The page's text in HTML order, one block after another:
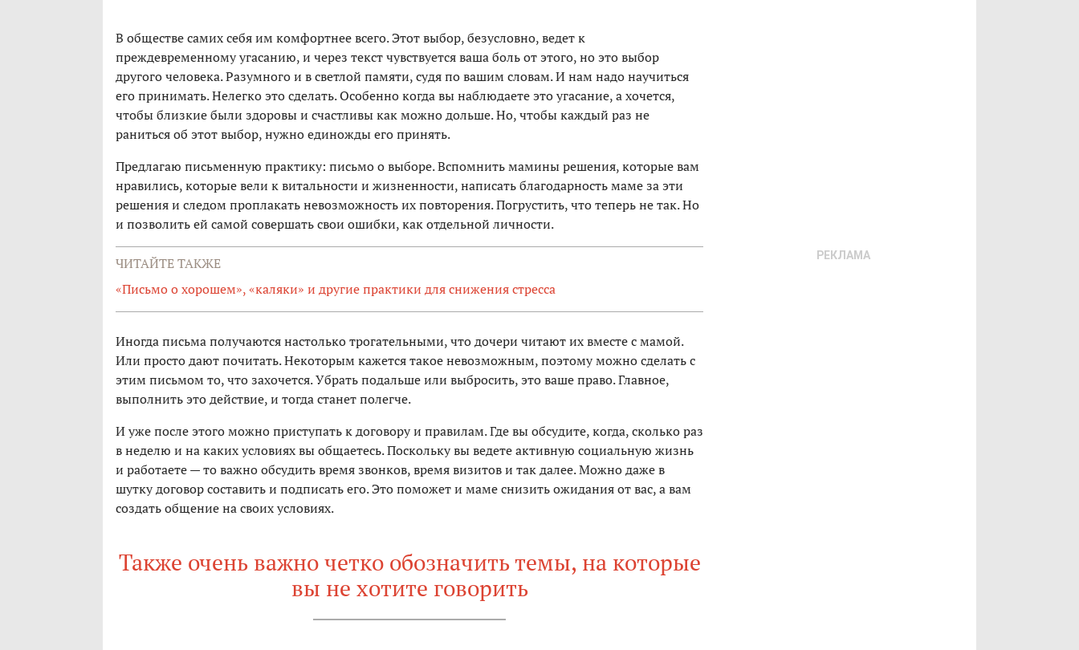
В обществе самих себя им комфортнее всего. Этот выбор, безусловно, ведет к
преждевременному угасанию, и через текст чувствуется ваша боль от этого, но это выбор
другого человека. Разумного и в светлой памяти, судя по вашим словам. И нам надо научиться
его принимать. Нелегко это сделать. Особенно когда вы наблюдаете это угасание, а хочется,
чтобы близкие были здоровы и счастливы как можно дольше. Но, чтобы каждый раз не
раниться об этот выбор, нужно единожды его принять.
Предлагаю письменную практику: письмо о выборе. Вспомнить мамины решения, которые вам
нравились, которые вели к витальности и жизненности, написать благодарность маме за эти
решения и следом проплакать невозможность их повторения. Погрустить, что теперь не так. Но
и позволить ей самой совершать свои ошибки, как отдельной личности.
ЧИТАЙТЕ ТАКЖЕ
«Письмо о хорошем», «каляки» и другие практики для снижения стресса
Иногда письма получаются настолько трогательными, что дочери читают их вместе с мамой.
Или просто дают почитать. Некоторым кажется такое невозможным, поэтому можно сделать с
этим письмом то, что захочется. Убрать подальше или выбросить, это ваше право. Главное,
выполнить это действие, и тогда станет полегче.
И уже после этого можно приступать к договору и правилам. Где вы обсудите, когда, сколько раз
в неделю и на каких условиях вы общаетесь. Поскольку вы ведете активную социальную жизнь
и работаете — то важно обсудить время звонков, время визитов и так далее. Можно даже в
шутку договор составить и подписать его. Это поможет и маме снизить ожидания от вас, а вам
создать общение на своих условиях.
Также очень важно четко обозначить темы, на которые
вы не хотите говорить